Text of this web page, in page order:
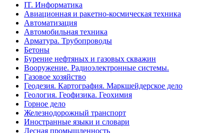
IT. Информатика
Авиационная и ракетно-космическая техника
Автоматизация
Автомобильная техника
Арматура. Трубопроводы
Бетоны
Бурение нефтяных и газовых скважин
Вооружение. Радиоэлектронные системы.
Газовое хозяйство
Геодезия. Картография. Маркшейдерское дело
Геология. Геофизика. Геохимия
Горное дело
Железнодорожный транспорт
Иностранные языки и словари
Лесная промышленность